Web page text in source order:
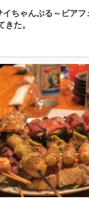
ちゃんぷる～ビアフ
た。